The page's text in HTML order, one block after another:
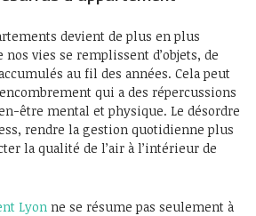
devient de plus en plus
vies se remplissent d’objets, de
au fil des années. Cela peut
qui a des répercussions
être mental et physique. Le désordre
rendre la gestion quotidienne plus
la qualité de l’air à l’intérieur de
Lyon ne se résume pas seulement à